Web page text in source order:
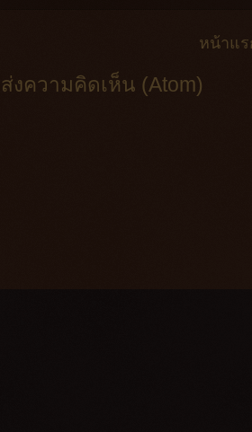
หน้าแร
ส่งความคิดเห็น (Atom)